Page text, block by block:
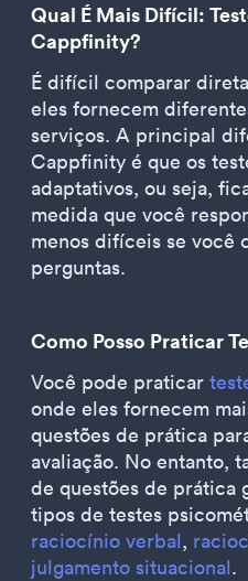
Qual É Mais Difícil:
Cappfinity?
É difícil comparar
eles fornecem
serviços. A principal
Cappfinity é que os
adaptativos, ou seja,
medida que você
menos difíceis se você
perguntas.
Como Posso Praticar
Você pode praticar
onde eles fornecem
questões de prática
avaliação. No entanto,
de questões de prática
tipos de testes
raciocínio verbal,
julgamento situacional.